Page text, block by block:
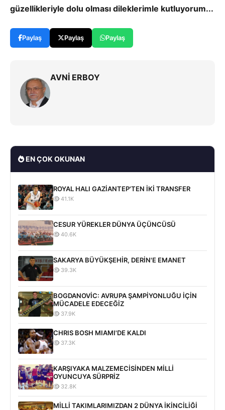
güzellikleriyle dolu olması dileklerimle kutluyorum...
Paylaş Paylaş Paylaş
AVNİ ERBOY
EN ÇOK OKUNAN
ROYAL HALI GAZİANTEP'TEN İKİ TRANSFER
41.1K
CESUR YÜREKLER DÜNYA ÜÇÜNCÜSÜ
40.6K
SAKARYA BÜYÜKŞEHİR, DERİN'E EMANET
39.3K
BOGDANOVİC: AVRUPA ŞAMPİYONLUĞU İÇİN
MÜCADELE EDECEĞİZ
37.9K
CHRIS BOSH MIAMI'DE KALDI
37.3K
KARŞIYAKA MALZEMECİSİNDEN MİLLİ
OYUNCUYA SÜRPRİZ
32.8K
MİLLİ TAKIMLARIMIZDAN 2 DÜNYA İKİNCİLİĞİ